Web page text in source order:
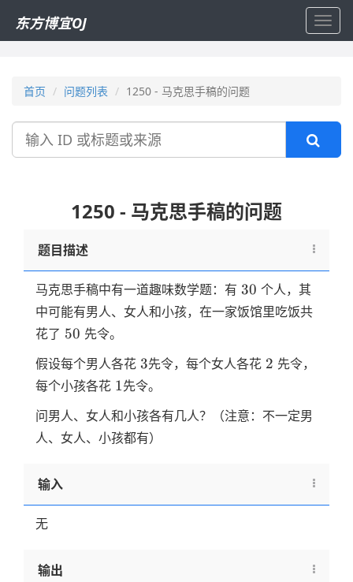
东方博宜OJ
首页 问题列表 1250 - 马克思手稿的问题
搜
1250 - 马克思手稿的问题
题目描述
马克思手稿中有一道趣味数学题：有 30
30 个人，其
中可能有男人、女人和小孩，在一家饭馆里吃饭共
花了 50
50 先令。
假设每个男人各花 3
3先令，每个女人各花 2
2 先令，
每个小孩各花 1
1先令。
问男人、女人和小孩各有几人？（注意：不一定男
人、女人、小孩都有）
输入
无
输出